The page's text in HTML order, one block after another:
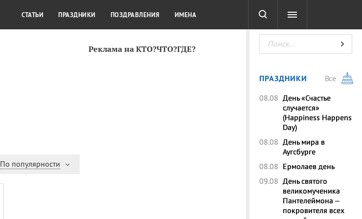
По популярности
Реклама на КТО?ЧТО?ГДЕ?
КУЛЬТУРА КРАСОТА ТЕСТЫ
СТАТЬИ ПРАЗДНИКИ ПОЗДРАВЛЕНИЯ ИМЕНА
ПРАЗДНИКИ
Все
08.08 День «Счастье
случается»
(Happiness Happens
Day)
08.08 День мира в
Аугсбурге
08.08 Ермолаев день
09.08 День святого
великомученика
Пантелеймона –
покровителя всех